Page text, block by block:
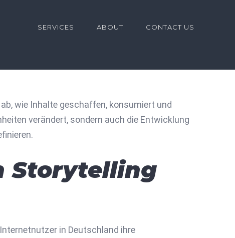
SERVICES ABOUT CONTACT US
wie Inhalte geschaffen, konsumiert und
verändert, sondern auch die Entwicklung
Storytelling
in Deutschland ihre